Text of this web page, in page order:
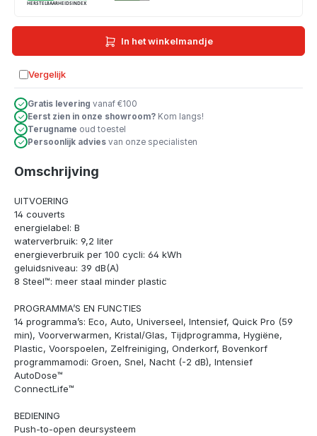
HERSTELBAARHEIDSINDEX
In het winkelmandje
Vergelijk
Toevoegen aan vergelijking
Gratis levering vanaf €100
Eerst zien in onze showroom? Kom langs!
Terugname oud toestel
Persoonlijk advies van onze specialisten
Omschrijving
UITVOERING
14 couverts
energielabel: B
waterverbruik: 9,2 liter
energieverbruik per 100 cycli: 64 kWh
geluidsniveau: 39 dB(A)
8 Steel™: meer staal minder plastic
PROGRAMMA’S EN FUNCTIES
14 programma’s: Eco, Auto, Universeel, Intensief, Quick Pro (59
min), Voorverwarmen, Kristal/Glas, Tijdprogramma, Hygiëne,
Plastic, Voorspoelen, Zelfreiniging, Onderkorf, Bovenkorf
programmamodi: Groen, Snel, Nacht (-2 dB), Intensief
AutoDose™
ConnectLife™
BEDIENING
Push-to-open deursysteem